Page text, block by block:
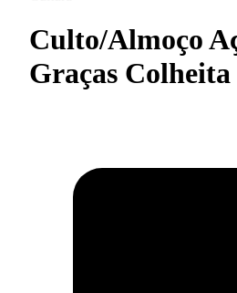
Culto/Almoço
Graças Colheita